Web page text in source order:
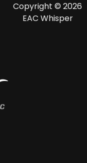
Copyright © 2026
EAC Whisper